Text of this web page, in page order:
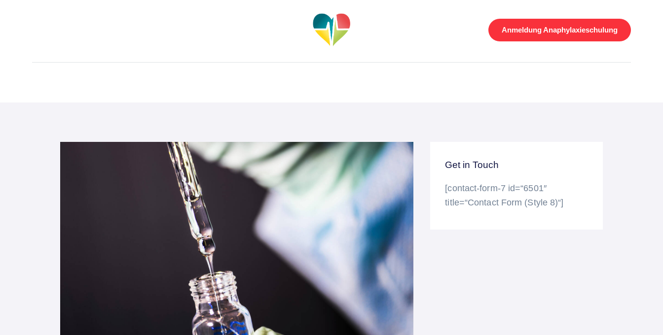
Anmeldung Anaphylaxieschulung
Get in Touch
[contact-form-7 id=“6501″
title=“Contact Form (Style 8)“]